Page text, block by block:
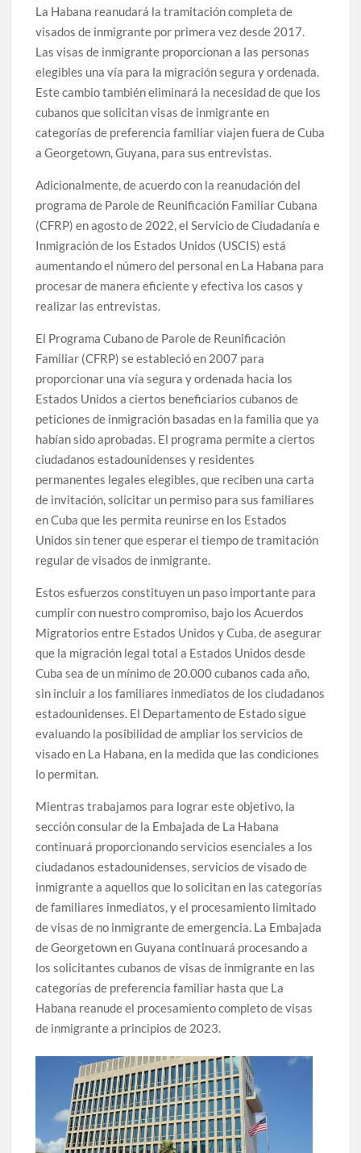
La Habana reanudará la tramitación completa de
visados de inmigrante por primera vez desde 2017.
Las visas de inmigrante proporcionan a las personas
elegibles una vía para la migración segura y ordenada.
Este cambio también eliminará la necesidad de que los
cubanos que solicitan visas de inmigrante en
categorías de preferencia familiar viajen fuera de Cuba
a Georgetown, Guyana, para sus entrevistas.
Adicionalmente, de acuerdo con la reanudación del
programa de Parole de Reunificación Familiar Cubana
(CFRP) en agosto de 2022, el Servicio de Ciudadanía e
Inmigración de los Estados Unidos (USCIS) está
aumentando el número del personal en La Habana para
procesar de manera eficiente y efectiva los casos y
realizar las entrevistas.
El Programa Cubano de Parole de Reunificación
Familiar (CFRP) se estableció en 2007 para
proporcionar una vía segura y ordenada hacia los
Estados Unidos a ciertos beneficiarios cubanos de
peticiones de inmigración basadas en la familia que ya
habían sido aprobadas. El programa permite a ciertos
ciudadanos estadounidenses y residentes
permanentes legales elegibles, que reciben una carta
de invitación, solicitar un permiso para sus familiares
en Cuba que les permita reunirse en los Estados
Unidos sin tener que esperar el tiempo de tramitación
regular de visados de inmigrante.
Estos esfuerzos constituyen un paso importante para
cumplir con nuestro compromiso, bajo los Acuerdos
Migratorios entre Estados Unidos y Cuba, de asegurar
que la migración legal total a Estados Unidos desde
Cuba sea de un mínimo de 20.000 cubanos cada año,
sin incluir a los familiares inmediatos de los ciudadanos
estadounidenses. El Departamento de Estado sigue
evaluando la posibilidad de ampliar los servicios de
visado en La Habana, en la medida que las condiciones
lo permitan.
Mientras trabajamos para lograr este objetivo, la
sección consular de la Embajada de La Habana
continuará proporcionando servicios esenciales a los
ciudadanos estadounidenses, servicios de visado de
inmigrante a aquellos que lo solicitan en las categorías
de familiares inmediatos, y el procesamiento limitado
de visas de no inmigrante de emergencia. La Embajada
de Georgetown en Guyana continuará procesando a
los solicitantes cubanos de visas de inmigrante en las
categorías de preferencia familiar hasta que La
Habana reanude el procesamiento completo de visas
de inmigrante a principios de 2023.